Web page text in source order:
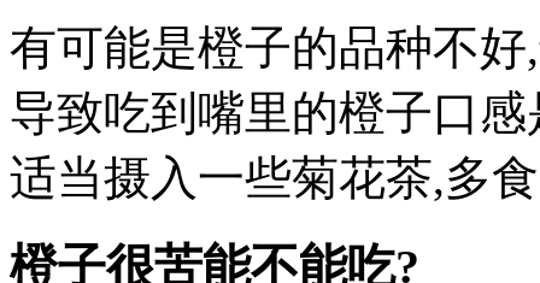
有可能是橙子的品种不
导致吃到嘴里的橙子口
适当摄入一些菊花茶,多
橙子很苦能不能吃?